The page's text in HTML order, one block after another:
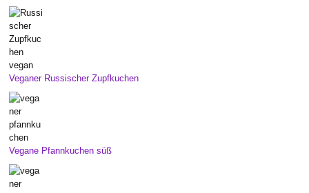
Veganer Russischer Zupfkuchen
Vegane Pfannkuchen süß